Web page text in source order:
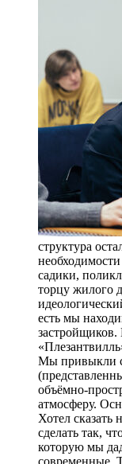
структура
садики,
торцу жилого
есть мы
застройщиков.
Мы привыкли
объёмно-
атмосферу.
Хотел сказать
сделать так,
которую мы